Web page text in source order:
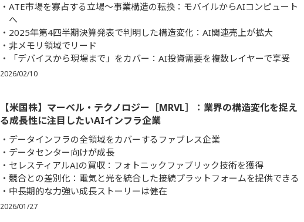
ATE市場を寡占する立場～事業構造の転換：モバイルからAIコンピュート
へ
2025年第4四半期決算発表で判明した構造変化：AI関連売上が拡大
非メモリ領域でリード
「デバイスから現場まで」をカバー：AI投資需要を複数レイヤーで享受
2026/02/10
【米国株】マーベル・テクノロジー［MRVL］：業界の構造変化を捉え
る成長性に注目したいAIインフラ企業
データインフラの全領域をカバーするファブレス企業
データセンター向けが成長
セレスティアルAIの買収：フォトニックファブリック技術を獲得
競合との差別化：電気と光を統合した接続プラットフォームを提供できる
中長期的な力強い成長ストーリーは健在
2026/01/27